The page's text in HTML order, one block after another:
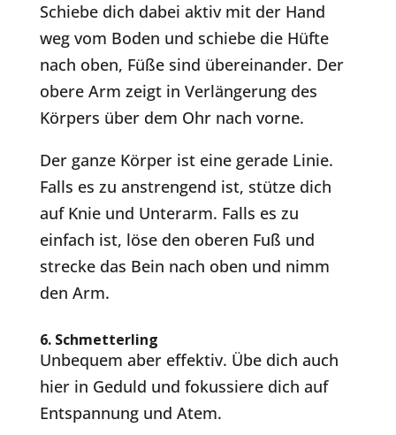
Schiebe dich dabei aktiv mit der Hand
weg vom Boden und schiebe die Hüfte
nach oben, Füße sind übereinander. Der
obere Arm zeigt in Verlängerung des
Körpers über dem Ohr nach vorne.
Der ganze Körper ist eine gerade Linie.
Falls es zu anstrengend ist, stütze dich
auf Knie und Unterarm. Falls es zu
einfach ist, löse den oberen Fuß und
strecke das Bein nach oben und nimm
den Arm.
6.Schmetterling
Unbequem aber effektiv. Übe dich auch
hier in Geduld und fokussiere dich auf
Entspannung und Atem.